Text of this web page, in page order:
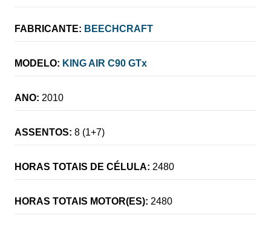
FABRICANTE: BEECHCRAFT
MODELO: KING AIR C90 GTx
ANO: 2010
ASSENTOS: 8 (1+7)
HORAS TOTAIS DE CÉLULA: 2480
HORAS TOTAIS MOTOR(ES): 2480